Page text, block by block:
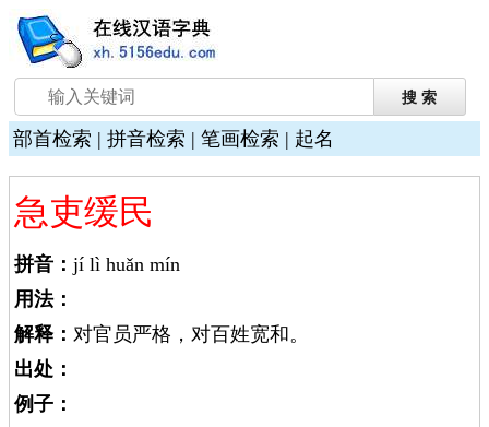
部首检索 | 拼音检索 | 笔画检索 | 起名
急吏缓民
拼音： jí lì huǎn mín
用法：
解释： 对官员严格，对百姓宽和。
出处：
例子：